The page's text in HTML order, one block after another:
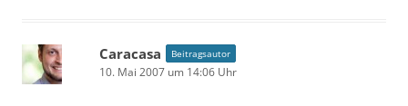
Caracasa Beitragsautor
10. Mai 2007 um 14:06 Uhr